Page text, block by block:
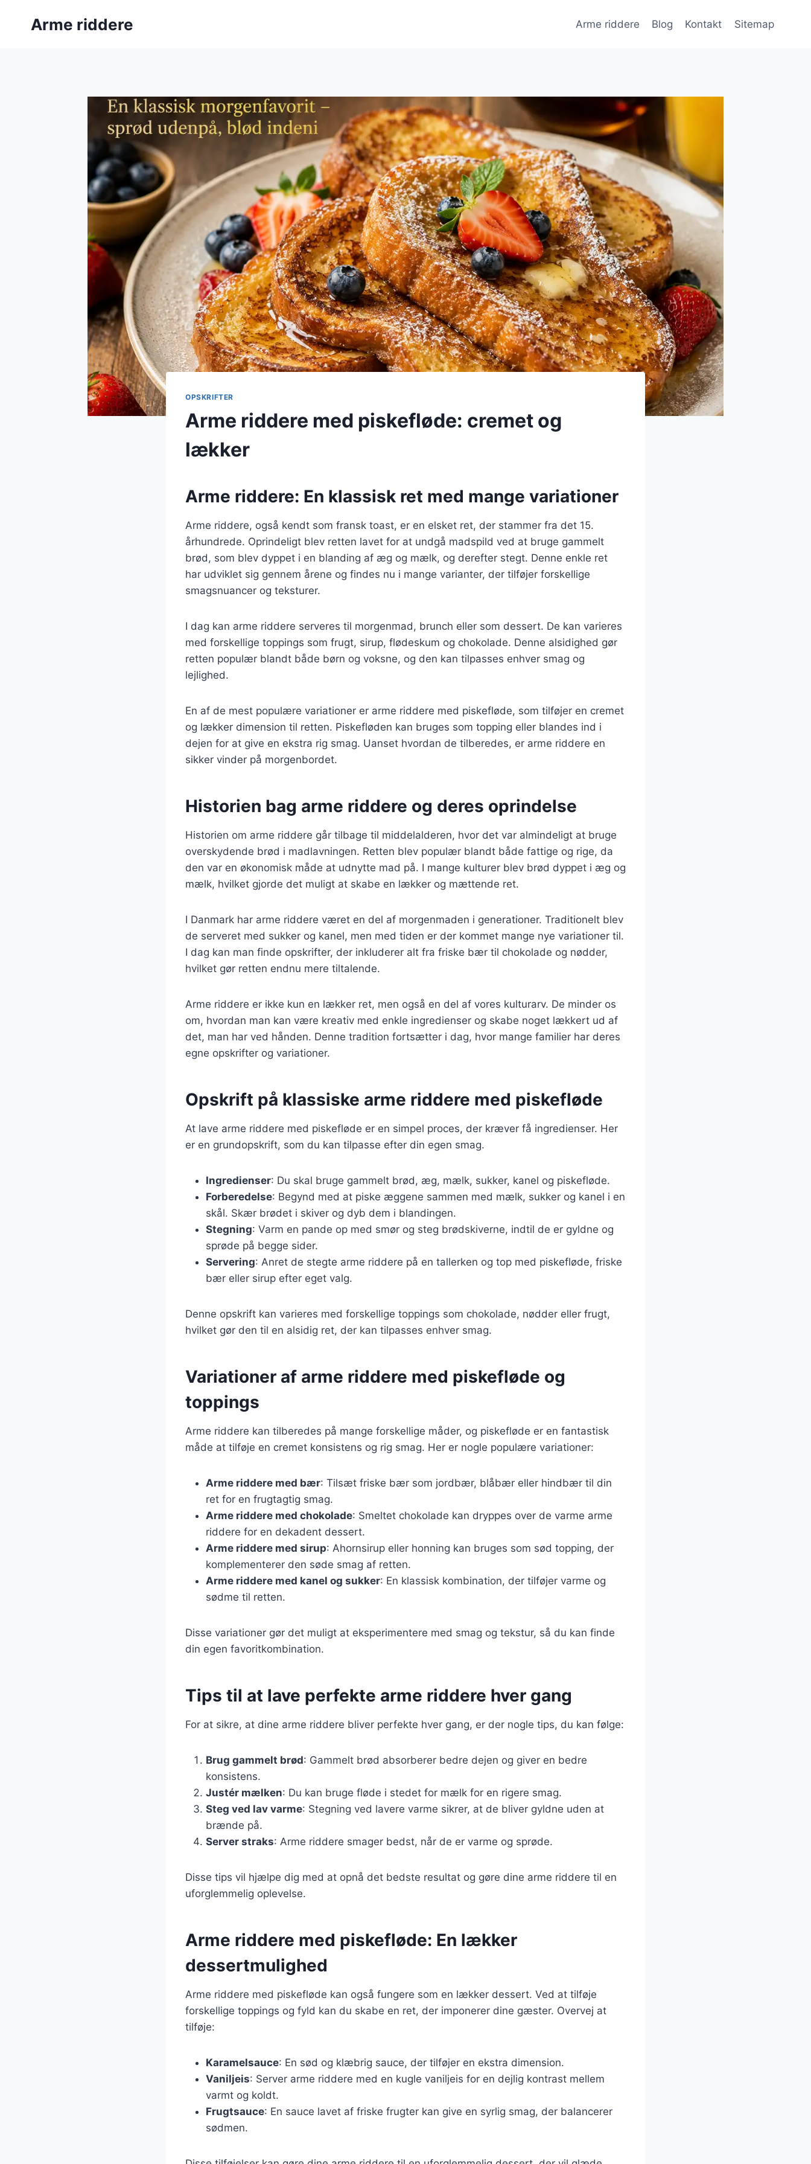
Arme riddere Arme riddere Blog Kontakt Sitemap
OPSKRIFTER
Arme riddere med piskefløde: cremet og
lækker
Arme riddere: En klassisk ret med mange variationer
Arme riddere, også kendt som fransk toast, er en elsket ret, der stammer fra det 15.
århundrede. Oprindeligt blev retten lavet for at undgå madspild ved at bruge gammelt
brød, som blev dyppet i en blanding af æg og mælk, og derefter stegt. Denne enkle ret
har udviklet sig gennem årene og findes nu i mange varianter, der tilføjer forskellige
smagsnuancer og teksturer.
I dag kan arme riddere serveres til morgenmad, brunch eller som dessert. De kan varieres
med forskellige toppings som frugt, sirup, flødeskum og chokolade. Denne alsidighed gør
retten populær blandt både børn og voksne, og den kan tilpasses enhver smag og
lejlighed.
En af de mest populære variationer er arme riddere med piskefløde, som tilføjer en cremet
og lækker dimension til retten. Piskefløden kan bruges som topping eller blandes ind i
dejen for at give en ekstra rig smag. Uanset hvordan de tilberedes, er arme riddere en
sikker vinder på morgenbordet.
Historien bag arme riddere og deres oprindelse
Historien om arme riddere går tilbage til middelalderen, hvor det var almindeligt at bruge
overskydende brød i madlavningen. Retten blev populær blandt både fattige og rige, da
den var en økonomisk måde at udnytte mad på. I mange kulturer blev brød dyppet i æg og
mælk, hvilket gjorde det muligt at skabe en lækker og mættende ret.
I Danmark har arme riddere været en del af morgenmaden i generationer. Traditionelt blev
de serveret med sukker og kanel, men med tiden er der kommet mange nye variationer til.
I dag kan man finde opskrifter, der inkluderer alt fra friske bær til chokolade og nødder,
hvilket gør retten endnu mere tiltalende.
Arme riddere er ikke kun en lækker ret, men også en del af vores kulturarv. De minder os
om, hvordan man kan være kreativ med enkle ingredienser og skabe noget lækkert ud af
det, man har ved hånden. Denne tradition fortsætter i dag, hvor mange familier har deres
egne opskrifter og variationer.
Opskrift på klassiske arme riddere med piskefløde
At lave arme riddere med piskefløde er en simpel proces, der kræver få ingredienser. Her
er en grundopskrift, som du kan tilpasse efter din egen smag.
Ingredienser: Du skal bruge gammelt brød, æg, mælk, sukker, kanel og piskefløde.
Forberedelse: Begynd med at piske æggene sammen med mælk, sukker og kanel i en
skål. Skær brødet i skiver og dyb dem i blandingen.
Stegning: Varm en pande op med smør og steg brødskiverne, indtil de er gyldne og
sprøde på begge sider.
Servering: Anret de stegte arme riddere på en tallerken og top med piskefløde, friske
bær eller sirup efter eget valg.
Denne opskrift kan varieres med forskellige toppings som chokolade, nødder eller frugt,
hvilket gør den til en alsidig ret, der kan tilpasses enhver smag.
Variationer af arme riddere med piskefløde og
toppings
Arme riddere kan tilberedes på mange forskellige måder, og piskefløde er en fantastisk
måde at tilføje en cremet konsistens og rig smag. Her er nogle populære variationer:
Arme riddere med bær: Tilsæt friske bær som jordbær, blåbær eller hindbær til din
ret for en frugtagtig smag.
Arme riddere med chokolade: Smeltet chokolade kan dryppes over de varme arme
riddere for en dekadent dessert.
Arme riddere med sirup: Ahornsirup eller honning kan bruges som sød topping, der
komplementerer den søde smag af retten.
Arme riddere med kanel og sukker: En klassisk kombination, der tilføjer varme og
sødme til retten.
Disse variationer gør det muligt at eksperimentere med smag og tekstur, så du kan finde
din egen favoritkombination.
Tips til at lave perfekte arme riddere hver gang
For at sikre, at dine arme riddere bliver perfekte hver gang, er der nogle tips, du kan følge:
Brug gammelt brød: Gammelt brød absorberer bedre dejen og giver en bedre
konsistens.
Justér mælken: Du kan bruge fløde i stedet for mælk for en rigere smag.
Steg ved lav varme: Stegning ved lavere varme sikrer, at de bliver gyldne uden at
brænde på.
Server straks: Arme riddere smager bedst, når de er varme og sprøde.
Disse tips vil hjælpe dig med at opnå det bedste resultat og gøre dine arme riddere til en
uforglemmelig oplevelse.
Arme riddere med piskefløde: En lækker
dessertmulighed
Arme riddere med piskefløde kan også fungere som en lækker dessert. Ved at tilføje
forskellige toppings og fyld kan du skabe en ret, der imponerer dine gæster. Overvej at
tilføje:
Karamelsauce: En sød og klæbrig sauce, der tilføjer en ekstra dimension.
Vaniljeis: Server arme riddere med en kugle vaniljeis for en dejlig kontrast mellem
varmt og koldt.
Frugtsauce: En sauce lavet af friske frugter kan give en syrlig smag, der balancerer
sødmen.